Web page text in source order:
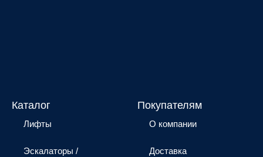
Каталог
Лифты
Эскалаторы /
Покупателям
О компании
Доставка